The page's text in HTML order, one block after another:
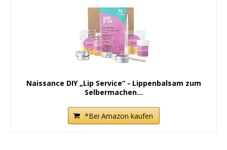
Naissance DIY „Lip Service“ - Lippenbalsam zum
Selbermachen...
*Bei Amazon kaufen